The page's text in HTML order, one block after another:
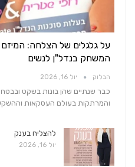
על גלגלים של הצלחה:
המשחק בנדל"ן לנשים
הבלוק יול 16, 2026
כבר שנתיים שהן בונות בשקט
והמרתקות בעולם העסקאות
להצליח בענק
יול 16, 2026